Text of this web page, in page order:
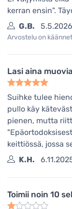
kerran ensin".
G.B.
5.5.2026
Arvostelu on
Lasi aina
Suihke tulee
pullo käy
pienen, mutta
keittiössä, jossa
K.H.
Toimii noin 10